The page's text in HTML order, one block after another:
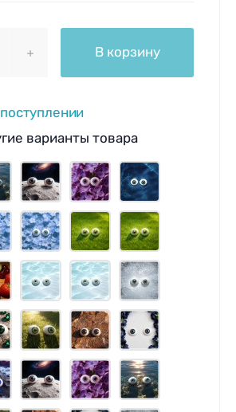
В корзину
варианты товара